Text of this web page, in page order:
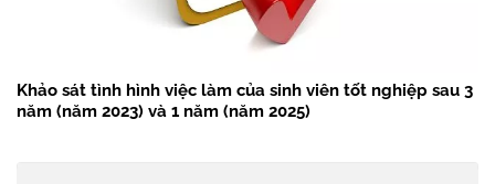
Khảo sát tình hình việc làm của sinh viên tốt nghiệp sau 3
năm (năm 2023) và 1 năm (năm 2025)